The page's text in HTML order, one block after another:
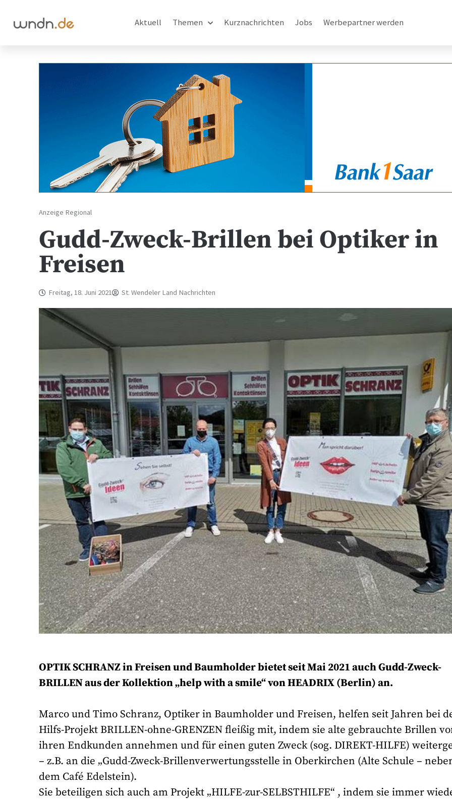
Aktuell Themen Kurznachrichten Jobs Werbepartner werden
Anzeige Regional
Gudd-Zweck-Brillen bei Optiker in
Freisen
Freitag, 18. Juni 2021 St. Wendeler Land Nachrichten
OPTIK SCHRANZ in Freisen und Baumholder bietet seit Mai 2021 auch Gudd-Zweck-
BRILLEN aus der Kollektion „help with a smile“ von HEADRIX (Berlin) an.
Marco und Timo Schranz, Optiker in Baumholder und Freisen, helfen seit Jahren bei
Hilfs-Projekt BRILLEN-ohne-GRENZEN fleißig mit, indem sie alte gebrauchte Brillen
ihren Endkunden annehmen und für einen guten Zweck (sog. DIREKT-HILFE)
– z.B. an die „Gudd-Zweck-Brillenverwertungsstelle in Oberkirchen (Alte Schule –
dem Café Edelstein).
Sie beteiligen sich auch am Projekt „HILFE-zur-SELBSTHILFE“ , indem sie immer